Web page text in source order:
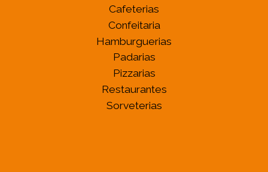
Cafeterias
Confeitaria
Hamburguerias
Padarias
Pizzarias
Restaurantes
Sorveterias